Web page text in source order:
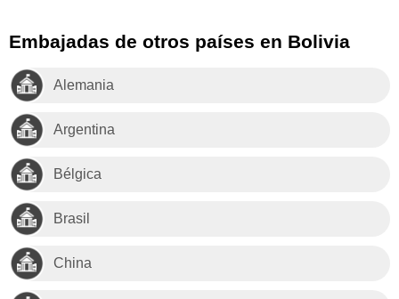
Embajadas de otros países en Bolivia
Alemania
Argentina
Bélgica
Brasil
China